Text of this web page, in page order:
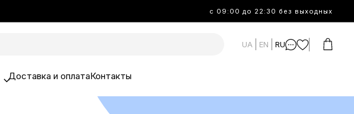
с 09:00 до 22:30 без выходных
UA EN RU
Доставка и оплатаКонтакты